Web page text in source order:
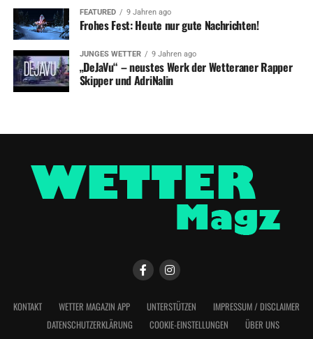
FEATURED 9 Jahren ago
Frohes Fest: Heute nur gute Nachrichten!
JUNGES WETTER 9 Jahren ago
„DeJaVu“ – neustes Werk der Wetteraner Rapper
Skipper und AdriNalin
KONTAKT WETTER MAGAZIN APP UNTERSTÜTZEN
IMPRESSUM / DISCLAIMER
DATENSCHUTZERKLÄRUNG
COOKIE-EINSTELLUNGEN
ÜBER UNS